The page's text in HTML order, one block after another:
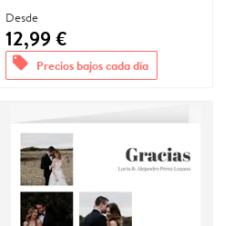
Desde
12,99 €
offers Precios bajos cada día